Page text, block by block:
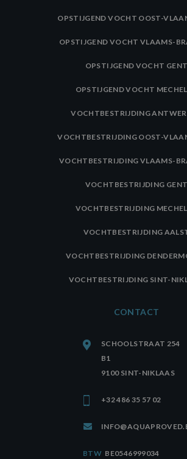
OPSTIJGEND VOCHT OOST-
OPSTIJGEND VOCHT VLAAMS-
OPSTIJGEND VOCHT GENT
OPSTIJGEND VOCHT
VOCHTBESTRIJDING
VOCHTBESTRIJDING OOST-
VOCHTBESTRIJDING VLAAMS-
VOCHTBESTRIJDING GENT
VOCHTBESTRIJDING
VOCHTBESTRIJDING
VOCHTBESTRIJDING
VOCHTBESTRIJDING SINT-
CONTACT
SCHOOLSTRAAT 254
B1
9100 SINT-NIKLAAS
+32 486 35 57 02
BTW BE0546999034